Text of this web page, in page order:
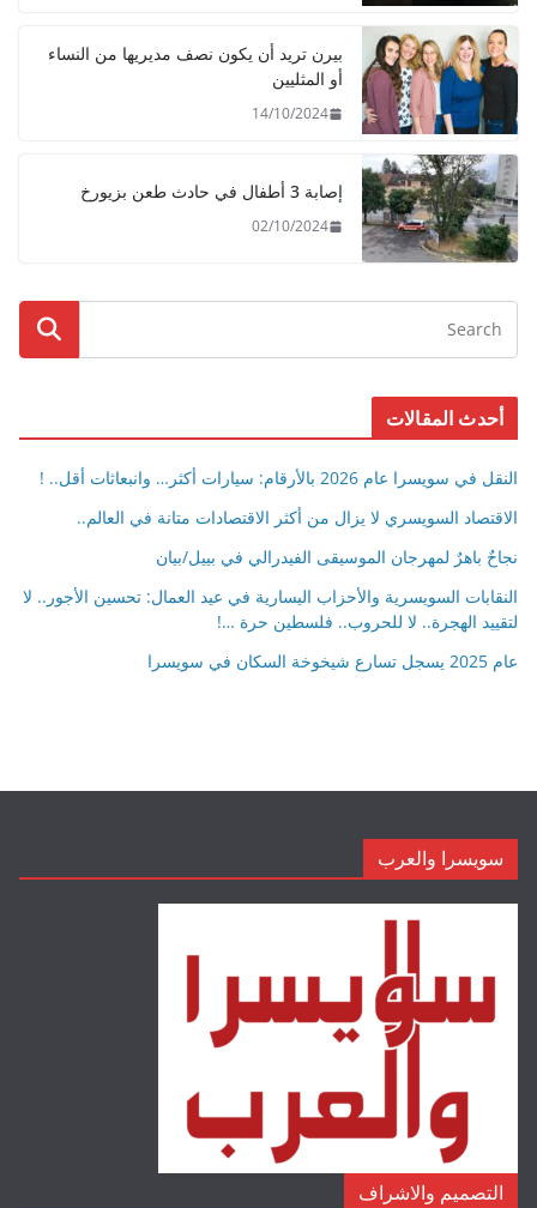
بيرن تريد أن يكون نصف مديريها من النساء
أو المثليين
14/10/2024
إصابة 3 أطفال في حادث طعن بزيورخ
02/10/2024
أحدث المقالات
النقل في سويسرا عام 2026 بالأرقام: سيارات أكثر… وانبعاثات أقل.. !
الاقتصاد السويسري لا يزال من أكثر الاقتصادات متانة في العالم..
نجاحٌ باهرٌ لمهرجان الموسيقى الفيدرالي في بييل/بيان
النقابات السويسرية والأحزاب اليسارية في عيد العمال: تحسين الأجور.. لا
لتقييد الهجرة.. لا للحروب.. فلسطين حرة …!
عام 2025 يسجل تسارع شيخوخة السكان في سويسرا
سويسرا والعرب
التصميم والاشراف